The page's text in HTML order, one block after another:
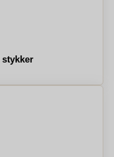
stykker